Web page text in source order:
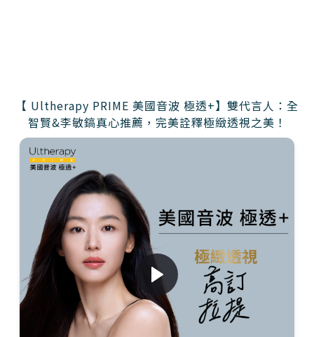
【 Ultherapy PRIME 美國音波 極透+】雙代言人：全
智賢&李敏鎬真心推薦，完美詮釋極緻透視之美！